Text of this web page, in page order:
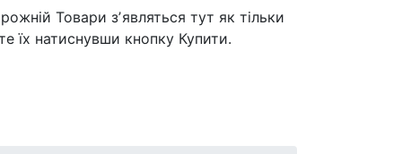
Товари зʼявляться тут як тільки
їх натиснувши кнопку Купити.